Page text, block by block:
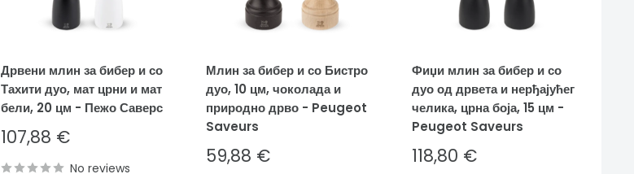
Дрвени млин за бибер и со
Тахити дуо, мат црни и мат
бели, 20 цм - Пежо Саверс
Sale
price
107,88 €
No reviews
Млин за бибер и со Бистро
дуо, 10 цм, чоколада и
природно дрво - Peugeot
Saveurs
Sale
59,88 €
Фиџи млин за бибер и со
дуо од дрвета и нерђајућег
челика, црна боја, 15 цм -
Peugeot Saveurs
Sale
118,80 €